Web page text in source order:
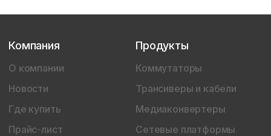
Компания
О компании
Новости
Где купить
Прайс-лист
Продукты
Коммутаторы
Трансиверы и кабели
Медиаконвертеры
Сетевые платформы